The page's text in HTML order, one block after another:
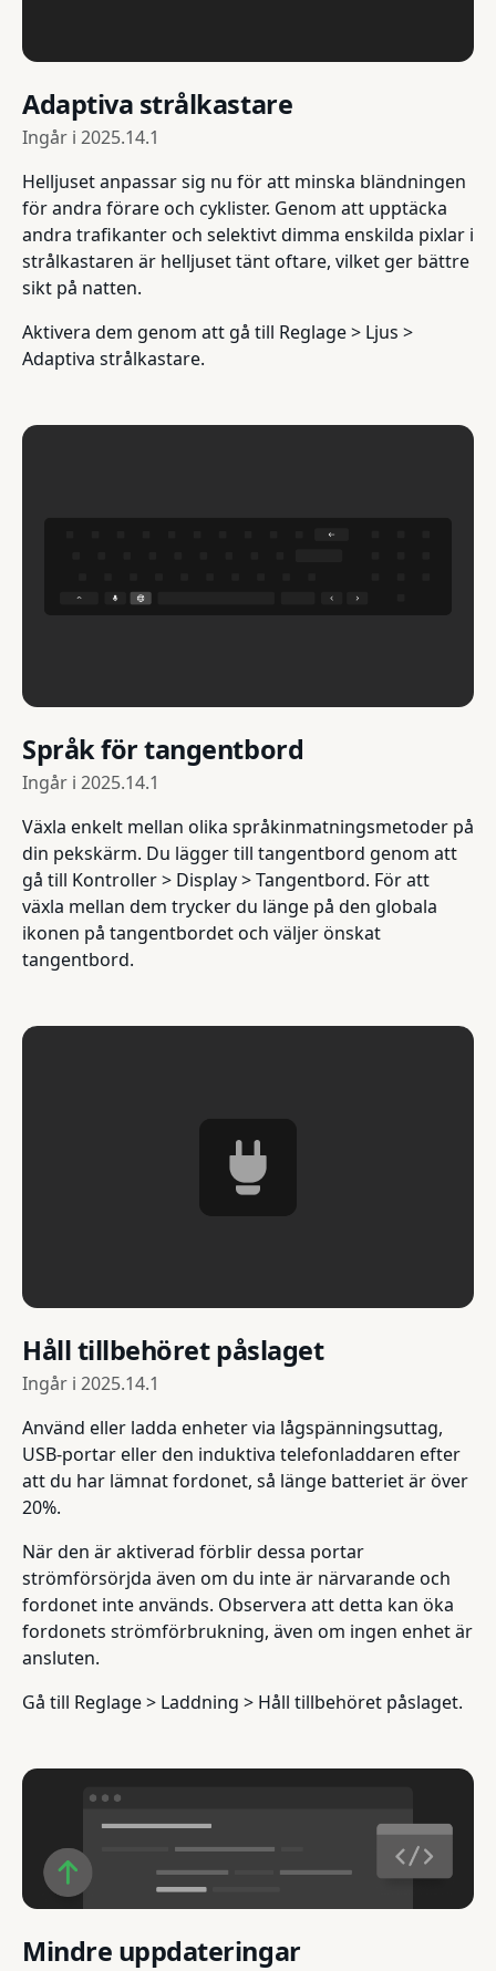
Adaptiva strålkastare
Ingår i 2025.14.1
Helljuset anpassar sig nu för att minska bländningen
för andra förare och cyklister. Genom att upptäcka
andra trafikanter och selektivt dimma enskilda pixlar i
strålkastaren är helljuset tänt oftare, vilket ger bättre
sikt på natten.
Aktivera dem genom att gå till Reglage > Ljus >
Adaptiva strålkastare.
Språk för tangentbord
Ingår i 2025.14.1
Växla enkelt mellan olika språkinmatningsmetoder på
din pekskärm. Du lägger till tangentbord genom att
gå till Kontroller > Display > Tangentbord. För att
växla mellan dem trycker du länge på den globala
ikonen på tangentbordet och väljer önskat
tangentbord.
Håll tillbehöret påslaget
Ingår i 2025.14.1
Använd eller ladda enheter via lågspänningsuttag,
USB-portar eller den induktiva telefonladdaren efter
att du har lämnat fordonet, så länge batteriet är över
20%.
När den är aktiverad förblir dessa portar
strömförsörjda även om du inte är närvarande och
fordonet inte används. Observera att detta kan öka
fordonets strömförbrukning, även om ingen enhet är
ansluten.
Gå till Reglage > Laddning > Håll tillbehöret påslaget.
Mindre uppdateringar